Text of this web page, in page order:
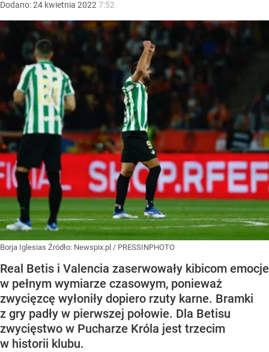
Dodano:24 kwietnia 2022 7:52
Borja Iglesias Źródło: Newspix.pl / PRESSINPHOTO
Real Betis i Valencia zaserwowały kibicom emocje
w pełnym wymiarze czasowym, ponieważ
zwycięzcę wyłoniły dopiero rzuty karne. Bramki
z gry padły w pierwszej połowie. Dla Betisu
zwycięstwo w Pucharze Króla jest trzecim
w historii klubu.